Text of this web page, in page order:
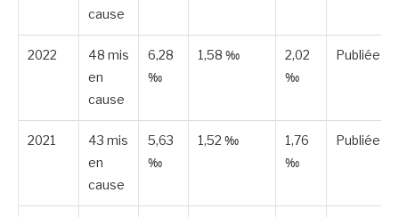
cause
2022
48 mis
en
cause
6,28
‰
1,58 ‰
2,02
‰
Publiée
2021
43 mis
en
cause
5,63
‰
1,52 ‰
1,76
‰
Publiée